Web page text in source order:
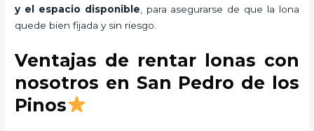
y el espacio disponible , para asegurarse de que la lona
quede bien fijada y sin riesgo.
Ventajas de rentar lonas con
nosotros en San Pedro de los
Pinos